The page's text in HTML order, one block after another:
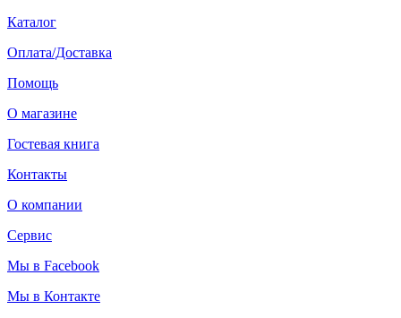
Каталог
Оплата/Доставка
Помощь
О магазине
Гостевая книга
Контакты
О компании
Сервис
Мы в Facebook
Мы в Контакте